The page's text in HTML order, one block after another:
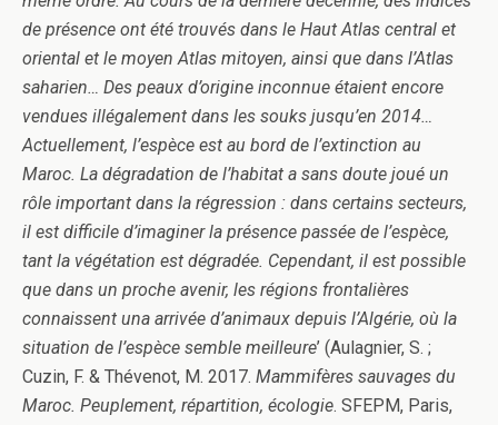
de présence ont été trouvés dans le Haut Atlas central et
oriental et le moyen Atlas mitoyen, ainsi que dans l’Atlas
saharien… Des peaux d’origine inconnue étaient encore
vendues illégalement dans les souks jusqu’en 2014…
Actuellement, l’espèce est au bord de l’extinction au
Maroc. La dégradation de l’habitat a sans doute joué un
rôle important dans la régression : dans certains secteurs,
il est difficile d’imaginer la présence passée de l’espèce,
tant la végétation est dégradée. Cependant, il est possible
que dans un proche avenir, les régions frontalières
connaissent una arrivée d’animaux depuis l’Algérie, où la
situation de l’espèce semble meilleure’ (Aulagnier, S. ;
Cuzin, F. & Thévenot, M. 2017. Mammifères sauvages du
Maroc. Peuplement, répartition, écologie. SFEPM, Paris,